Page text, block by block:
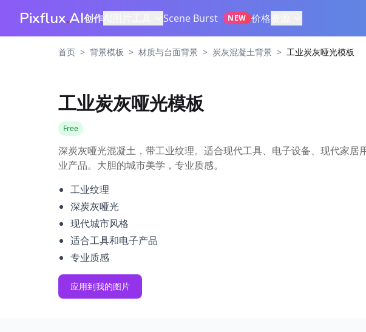
Pixflux.AI创作 Scene Burst NEW 价格
首页 > 背景模板 > 材质与台面背景 > 炭灰混凝土背景 > 工业炭灰哑光模板
工业炭灰哑光模板
Free
深炭灰哑光混凝土，带工业纹理。适合现代工具、电子设备、现代家居
业产品。大胆的城市美学，专业质感。
工业纹理
深炭灰哑光
现代城市风格
适合工具和电子产品
专业质感
应用到我的图片